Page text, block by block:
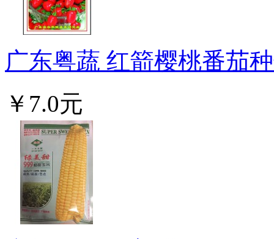
广东粤蔬 红箭樱桃番茄
￥7.0元